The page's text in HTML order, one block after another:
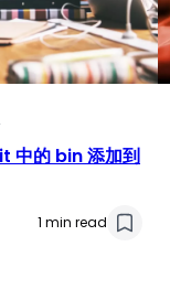
中的 bin 添加到
1 min read